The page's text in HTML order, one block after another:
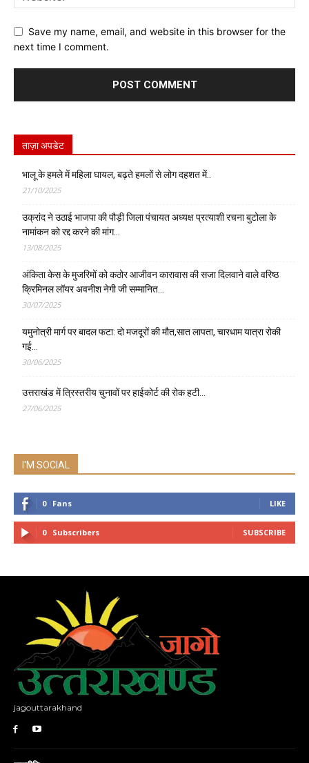
Save my name, email, and website in this browser for the
next time I comment.
ताज़ा अपडेट
भालू के हमले में महिला घायल, बढ़ते हमलों से लोग दहशत में..
21/10/2025
उक्रांद ने उठाई भाजपा की पौड़ी जिला पंचायत अध्यक्ष प्रत्याशी रचना बुटोला के
नामांकन को रद्द करने की मांग…
13/08/2025
अंकिता केस के मुजरिमों को कठोर आजीवन कारावास की सजा दिलवाने वाले वरिष्ठ
क्रिमिनल लॉयर अवनीश नेगी जी सम्मानित…
30/07/2025
यमुनोत्री मार्ग पर बादल फटा: दो मजदूरों की मौत,सात लापता, चारधाम यात्रा रोकी
गई…
30/06/2025
उत्तराखंड में त्रिस्तरीय चुनावों पर हाईकोर्ट की रोक हटी…
27/06/2025
I'M SOCIAL
0 Fans LIKE
0 Subscribers SUBSCRIBE
jagouttarakhand